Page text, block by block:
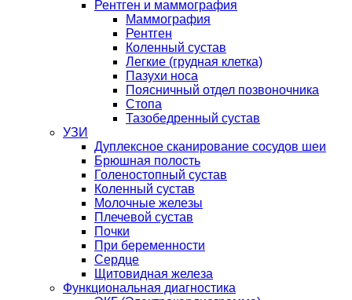
Рентген и маммография
Маммография
Рентген
Коленный сустав
Легкие (грудная клетка)
Пазухи носа
Поясничный отдел позвоночника
Стопа
Тазобедренный сустав
УЗИ
Дуплексное сканирование сосудов шеи
Брюшная полость
Голеностопный сустав
Коленный сустав
Молочные железы
Плечевой сустав
Почки
При беременности
Сердце
Щитовидная железа
Функциональная диагностика